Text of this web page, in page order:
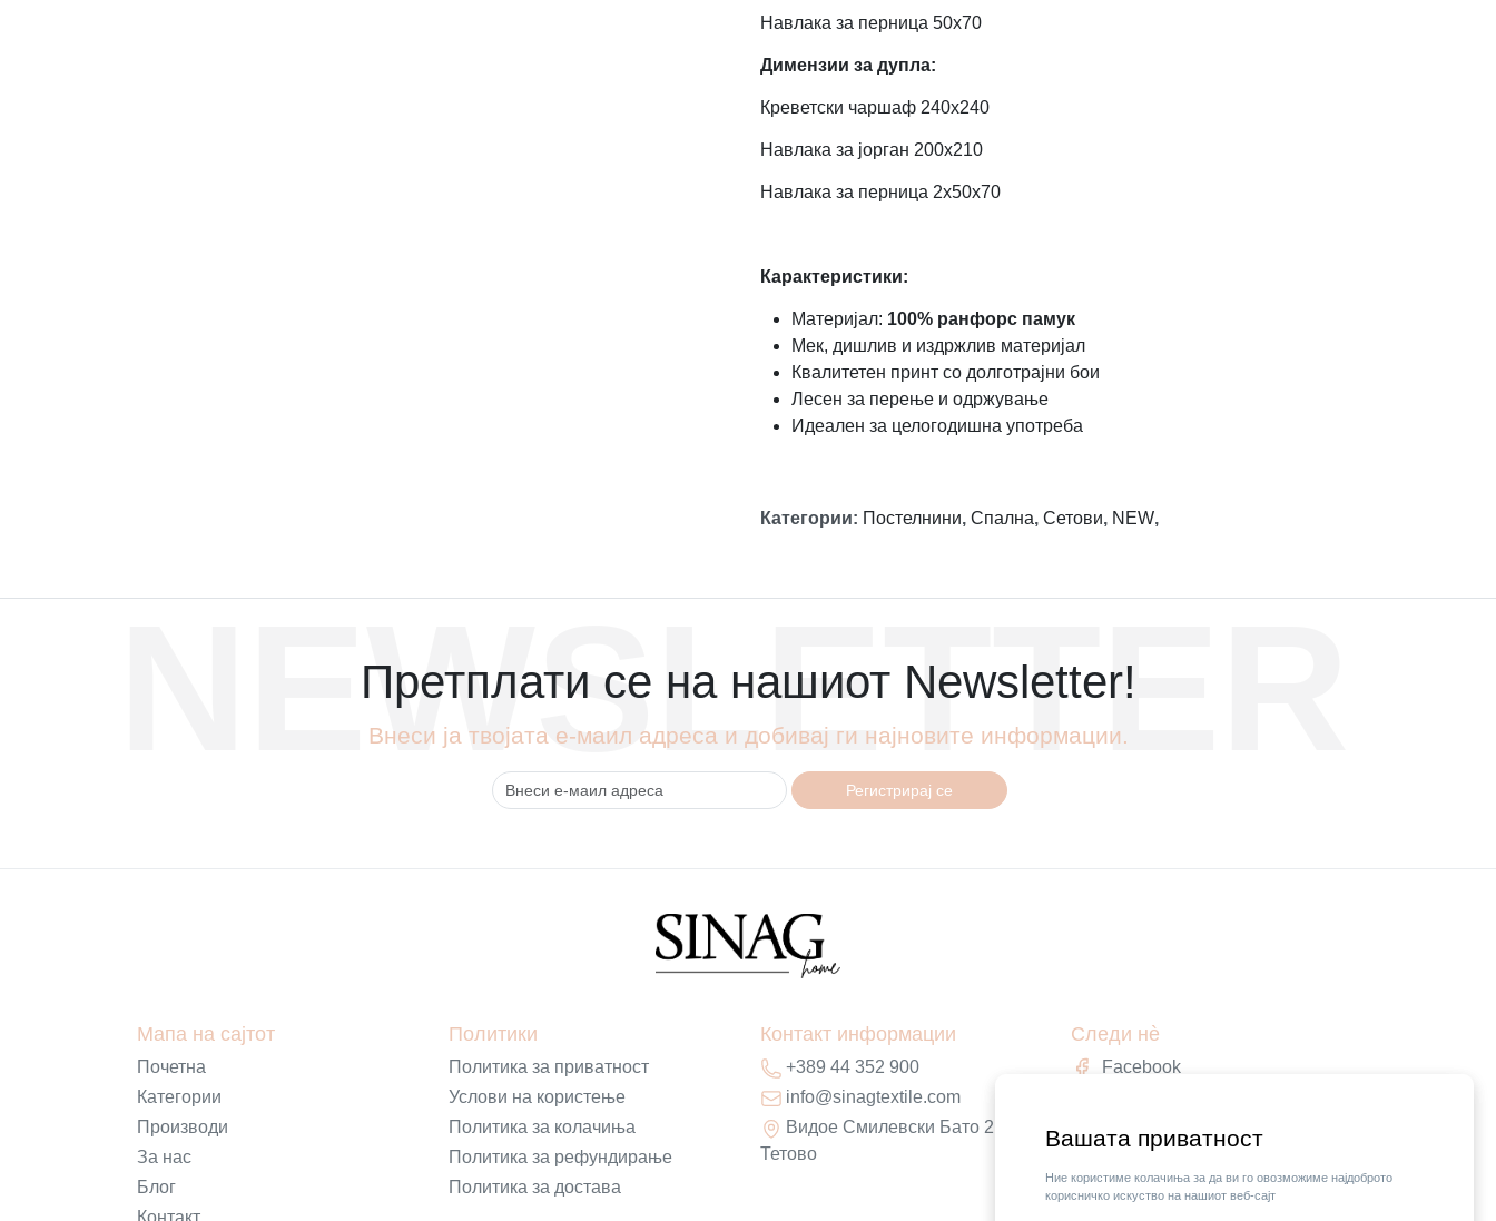
Вашата приватност
Ние користиме колачиња за да ви го овозможиме најдоброто
корисничко искуство на нашиот веб-сајт
Навлака за перница 50х70
Димензии за дупла:
Креветски чаршаф 240х240
Навлака за јорган 200х210
Навлака за перница 2x50х70
Карактеристики:
Материјал: 100% ранфорс памук
Мек, дишлив и издржлив материјал
Квалитетен принт со долготрајни бои
Лесен за перење и одржување
Идеален за целогодишна употреба
Категории: Постелнини, Спална, Сетови, NEW,
NEWSLETTER
Претплати се на нашиот Newsletter!
Внеси ја твојата е-маил адреса и добивај ги најновите информации.
Регистрирај се
Мапа на сајтот
Почетна
Категории
Производи
За нас
Блог
Контакт
Политики
Политика за приватност
Услови на користење
Политика за колачиња
Политика за рефундирање
Политика за достава
Контакт информации
+389 44 352 900
info@sinagtextile.com
Видое Смилевски Бато 2,
Тетово
Следи нè
Facebook